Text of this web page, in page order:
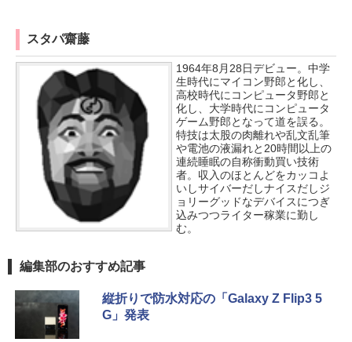
スタパ齋藤
1964年8月28日デビュー。中学
生時代にマイコン野郎と化し、
高校時代にコンピュータ野郎と
化し、大学時代にコンピュータ
ゲーム野郎となって道を誤る。
特技は太股の肉離れや乱文乱筆
や電池の液漏れと20時間以上の
連続睡眠の自称衝動買い技術
者。収入のほとんどをカッコよ
いしサイバーだしナイスだしジ
ョリーグッドなデバイスにつぎ
込みつつライター稼業に勤し
む。
編集部のおすすめ記事
縦折りで防水対応の「Galaxy Z Flip3 5
G」発表